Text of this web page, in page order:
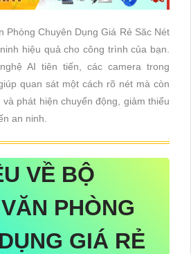
Phòng Chuyên Dụng Giá Rẻ Săc Nét
hiệu quả cho công trình của bạn.
AI tiên tiến, các camera trong
quan sát một cách rõ nét mà còn
phát hiện chuyển động, giảm thiểu
an ninh.
VỀ BỘ
PHÒNG
GIÁ RẺ